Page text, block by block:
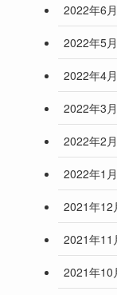
2022年6月
2022年5月
2022年4月
2022年3月
2022年2月
2022年1月
2021年12
2021年11
2021年10